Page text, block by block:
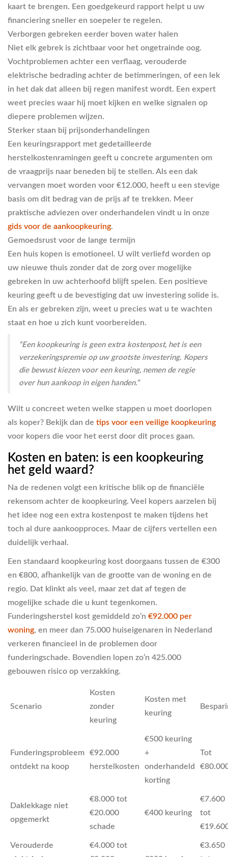
kaart te brengen. Een goedgekeurd rapport helpt u uw
financiering sneller en soepeler te regelen.
Verborgen gebreken eerder boven water halen
Niet elk gebrek is zichtbaar voor het ongetrainde oog.
Vochtproblemen achter een verflaag, verouderde
elektrische bedrading achter de betimmeringen, of een lek
in het dak dat alleen bij regen manifest wordt. Een expert
weet precies waar hij moet kijken en welke signalen op
diepere problemen wijzen.
Sterker staan bij prijsonderhandelingen
Een keuringsrapport met gedetailleerde
herstelkostenramingen geeft u concrete argumenten om
de vraagprijs naar beneden bij te stellen. Als een dak
vervangen moet worden voor €12.000, heeft u een stevige
basis om dit bedrag van de prijs af te trekken. Meer
praktische adviezen over onderhandelen vindt u in onze
gids voor de aankoopkeuring.
Gemoedsrust voor de lange termijn
Een huis kopen is emotioneel. U wilt verliefd worden op
uw nieuwe thuis zonder dat de zorg over mogelijke
gebreken in uw achterhoofd blijft spelen. Een positieve
keuring geeft u de bevestiging dat uw investering solide is.
En als er gebreken zijn, weet u precies wat u te wachten
staat en hoe u zich kunt voorbereiden.
“Een koopkeuring is geen extra kostenpost, het is een
verzekeringspremie op uw grootste investering. Kopers
die bewust kiezen voor een keuring, nemen de regie
over hun aankoop in eigen handen.”
Wilt u concreet weten welke stappen u moet doorlopen
als koper? Bekijk dan de tips voor een veilige koopkeuring
voor kopers die voor het eerst door dit proces gaan.
Kosten en baten: is een koopkeuring
het geld waard?
Na de redenen volgt een kritische blik op de financiële
rekensom achter de koopkeuring. Veel kopers aarzelen bij
het idee nog een extra kostenpost te maken tijdens het
toch al dure aankoopproces. Maar de cijfers vertellen een
duidelijk verhaal.
Een standaard koopkeuring kost doorgaans tussen de €300
en €800, afhankelijk van de grootte van de woning en de
regio. Dat klinkt als veel, maar zet dat af tegen de
mogelijke schade die u kunt tegenkomen.
Funderingsherstel kost gemiddeld zo’n €92.000 per
woning, en meer dan 75.000 huiseigenaren in Nederland
verkeren financieel in de problemen door
funderingschade. Bovendien lopen zo’n 425.000
gebouwen risico op verzakking.
Scenario
Kosten
zonder
keuring
Kosten met
keuring
Funderingsprobleem
ontdekt na koop
€92.000
herstelkosten
€500 keuring
+
onderhandeld
korting
Tot
Daklekkage niet
opgemerkt
€8.000 tot
€20.000
schade
€400 keuring
€7.600
tot
Verouderde
€4.000 tot
€3.650